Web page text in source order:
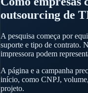
outsourcing de
A pesquisa começa por
suporte e tipo de contrato.
impressora podem
A página e a campanha
início, como CNPJ,
projeto.